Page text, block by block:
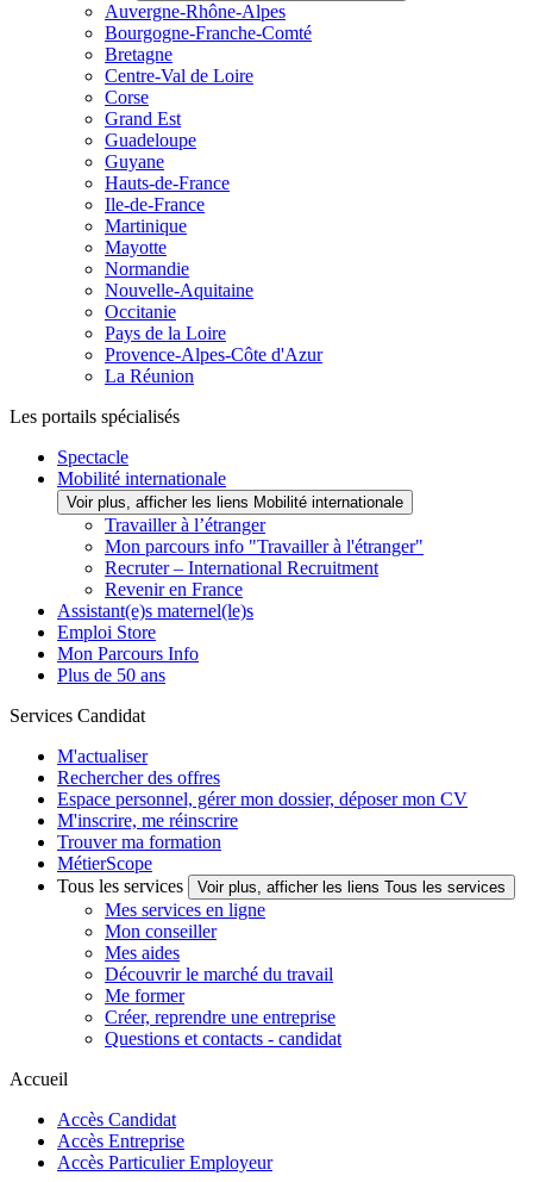
Auvergne-Rhône-Alpes
Bourgogne-Franche-Comté
Bretagne
Centre-Val de Loire
Corse
Grand Est
Guadeloupe
Guyane
Hauts-de-France
Ile-de-France
Martinique
Mayotte
Normandie
Nouvelle-Aquitaine
Occitanie
Pays de la Loire
Provence-Alpes-Côte d'Azur
La Réunion
Les portails spécialisés
Spectacle
Mobilité internationale
Voir plus, afficher les liens Mobilité internationale
Travailler à l’étranger
Mon parcours info "Travailler à l'étranger"
Recruter – International Recruitment
Revenir en France
Assistant(e)s maternel(le)s
Emploi Store
Mon Parcours Info
Plus de 50 ans
Services Candidat
M'actualiser
Rechercher des offres
Espace personnel, gérer mon dossier, déposer mon CV
M'inscrire, me réinscrire
Trouver ma formation
MétierScope
Tous les services
Voir plus, afficher les liens Tous les services
Mes services en ligne
Mon conseiller
Mes aides
Découvrir le marché du travail
Me former
Créer, reprendre une entreprise
Questions et contacts - candidat
Accueil
Accès Candidat
Accès Entreprise
Accès Particulier Employeur